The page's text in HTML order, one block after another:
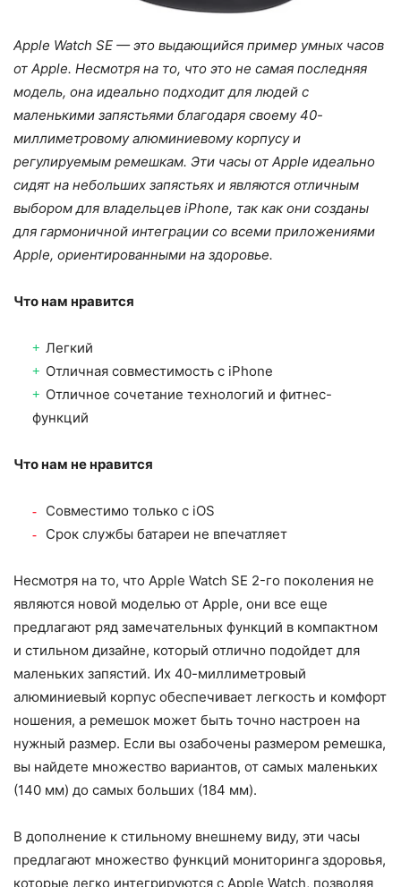
Apple Watch SE — это выдающийся пример умных часов
от Apple. Несмотря на то, что это не самая последняя
модель, она идеально подходит для людей с
маленькими запястьями благодаря своему 40-
миллиметровому алюминиевому корпусу и
регулируемым ремешкам. Эти часы от Apple идеально
сидят на небольших запястьях и являются отличным
выбором для владельцев iPhone, так как они созданы
для гармоничной интеграции со всеми приложениями
Apple, ориентированными на здоровье.
Что нам нравится
Легкий
Отличная совместимость с iPhone
Отличное сочетание технологий и фитнес-
функций
Что нам не нравится
Совместимо только с iOS
Срок службы батареи не впечатляет
Несмотря на то, что Apple Watch SE 2-го поколения не
являются новой моделью от Apple, они все еще
предлагают ряд замечательных функций в компактном
и стильном дизайне, который отлично подойдет для
маленьких запястий. Их 40-миллиметровый
алюминиевый корпус обеспечивает легкость и комфорт
ношения, а ремешок может быть точно настроен на
нужный размер. Если вы озабочены размером ремешка,
вы найдете множество вариантов, от самых маленьких
(140 мм) до самых больших (184 мм).
В дополнение к стильному внешнему виду, эти часы
предлагают множество функций мониторинга здоровья,
которые легко интегрируются с Apple Watch, позволяя